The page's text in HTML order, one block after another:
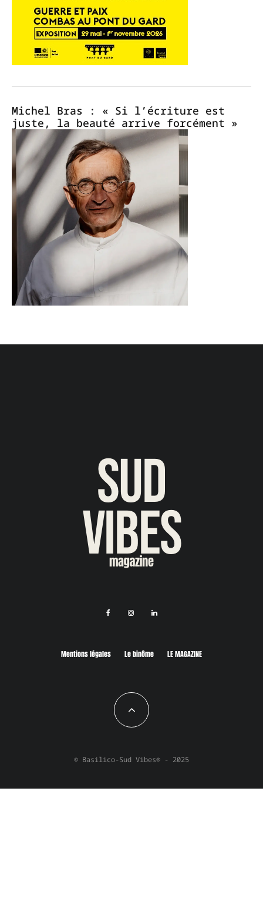
Michel Bras : « Si l’écriture est
juste, la beauté arrive forcément »
Mentions légales Le binôme LE MAGAZINE
© Basilico-Sud Vibes® - 2025